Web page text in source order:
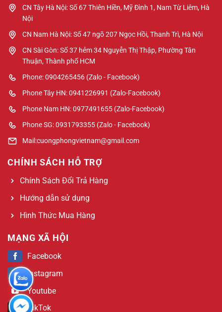
CN Tây Hà Nội: Số 67 Thiên Hiền, Mỹ Đình 1, Nam Từ Liêm, Hà
Nội
CN Nam Hà Nội: Số 47 ngõ 207 Ngọc Hồi, Thanh Trì, Hà Nội
CN Sài Gòn: Số 37 hẻm 34 Nguyễn Thị Thập, Phường Tân
Thuận, Thành phố HCM
Phone: 0904265456 (Zalo - Facebook)
Phone Tây HN: 0941226991 (Zalo-Facebook)
Phone Nam HN: 0977491655 (Zalo-Facebook)
Phone SG: 0931793355 (Zalo - Facebook)
Mail:cuongphongvietnam@gmail.com
CHÍNH SÁCH HỖ TRỢ
Chính Sách Đổi Trả Hàng
Hướng dẫn sử dụng
Hình Thức Mua Hàng
MẠNG XÃ HỘI
Facebook
Instagram
Youtube
TikTok